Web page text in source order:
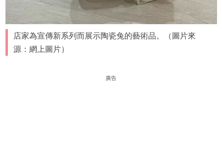
店家為宣傳新系列而展示陶瓷兔的藝術品。（圖片來
源：網上圖片）
廣告